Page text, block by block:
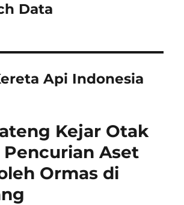
Data
Api Indonesia
Kejar Otak
Aset
Ormas di